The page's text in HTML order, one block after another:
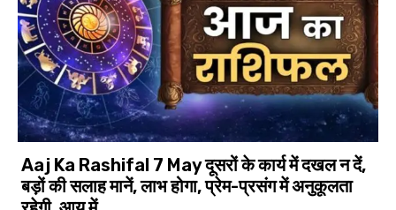
Aaj Ka Rashifal 7 May दूसरों के कार्य में दखल न दें,
बड़ों की सलाह मानें, लाभ होगा, प्रेम-प्रसंग में अनुकूलता